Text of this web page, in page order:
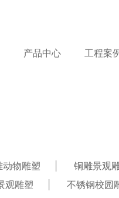
产品中心 工程案
动物雕塑 铜雕景观
观雕塑 不锈钢校园